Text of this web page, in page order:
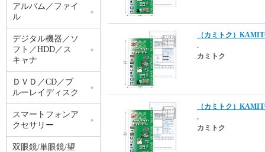
（カミトク）
.
カミトク
（カミトク）
.
カミトク
アルバム／ファイ
ル
デジタル機器／ソ
フト／HDD／ス
キャナ
ＤＶＤ／CD／ブ
ルーレイディスク
スマートフォンア
クセサリー
双眼鏡/単眼鏡/望